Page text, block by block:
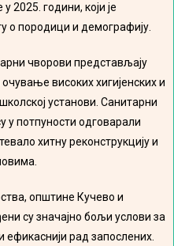
2025. години, који је
о породици и демографију.
чворови представљају
високих хигијенских и
установи. Санитарни
у потпуности одговарали
хитну реконструкцију и
општине Кучево и
су значајно бољи услови за
рад запослених.